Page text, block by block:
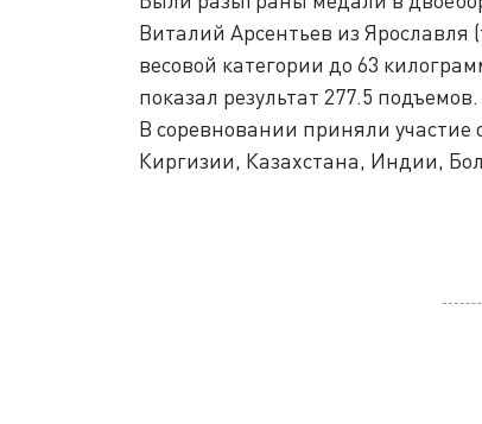
Виталий Арсентьев из Ярославля
весовой категории до 63
показал результат 277.5 подъемов.
В соревновании приняли участие
Киргизии, Казахстана, Индии,